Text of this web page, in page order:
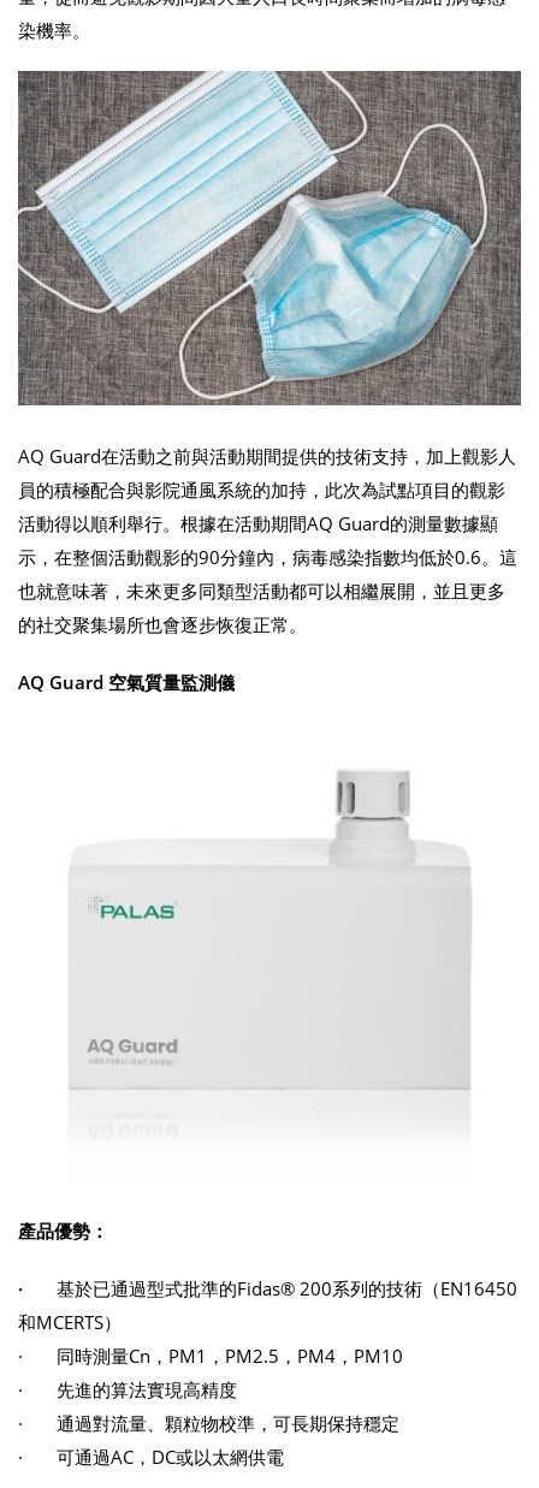
染機率。
AQ Guard在活動之前與活動期間提供的技術支持，加上觀影人
員的積極配合與影院通風系統的加持，此次為試點項目的觀影
活動得以順利舉行。根據在活動期間AQ Guard的測量數據顯
示，在整個活動觀影的90分鐘內，病毒感染指數均低於0.6。這
也就意味著，未來更多同類型活動都可以相繼展開，並且更多
的社交聚集場所也會逐步恢復正常。
AQ Guard 空氣質量監測儀
產品優勢：
· 基於已通過型式批準的Fidas® 200系列的技術（EN16450
和MCERTS）
· 同時測量Cn，PM1，PM2.5，PM4，PM10
· 先進的算法實現高精度
· 通過對流量、顆粒物校準，可長期保持穩定
· 可通過AC，DC或以太網供電